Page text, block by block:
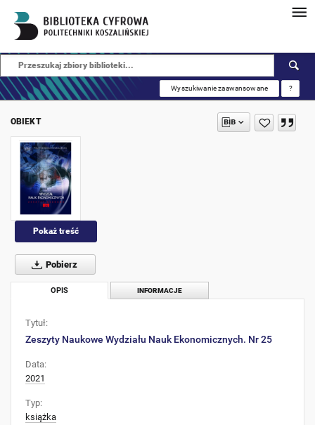
Wyszukiwanie zaawansowane ?
OBIEKT
Pokaż treść
Pobierz
OPIS INFORMACJE
Tytuł:
Zeszyty Naukowe Wydziału Nauk Ekonomicznych. Nr 25
Data:
2021
Typ:
książka